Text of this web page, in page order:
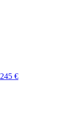
245 €